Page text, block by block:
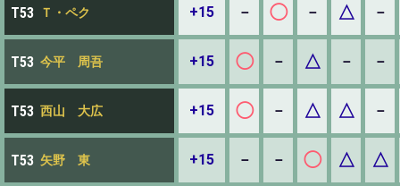
T53 Ｔ・ペク +15 － ◯ － △ －
T53 今平 周吾 +15 ◯ － △ － －
T53 西山 大広 +15 ◯ － △ △ －
T53 矢野 東 +15 － － ◯ △ △